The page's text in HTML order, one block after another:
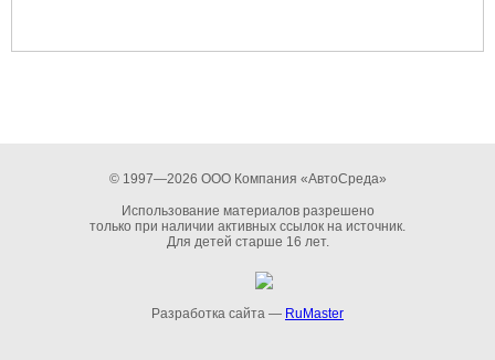
© 1997—2026 ООО Компания «АвтоСреда»
Использование материалов разрешено
только при наличии активных ссылок на источник.
Для детей старше 16 лет.
Разработка сайта — RuMaster